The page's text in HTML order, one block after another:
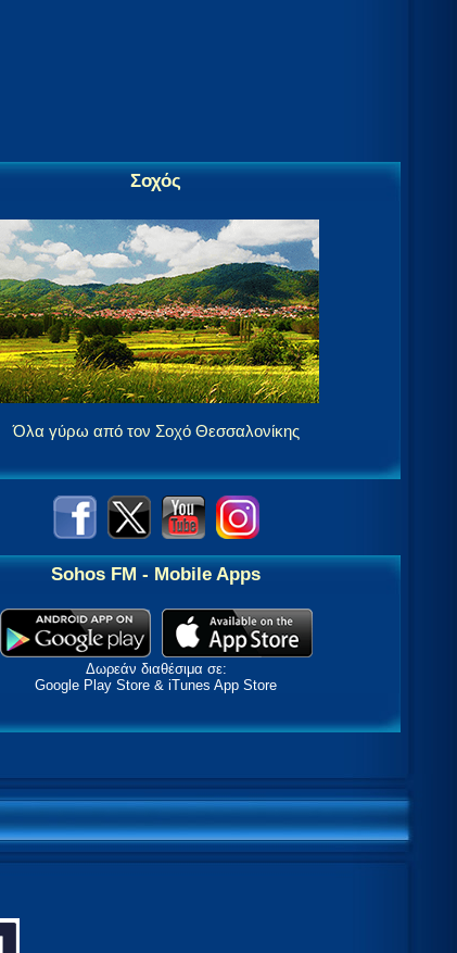
Σοχός
Όλα γύρω από τον Σοχό Θεσσαλονίκης
Sohos FM - Mobile Apps
Δωρεάν διαθέσιμα σε:
Google Play Store & iTunes App Store